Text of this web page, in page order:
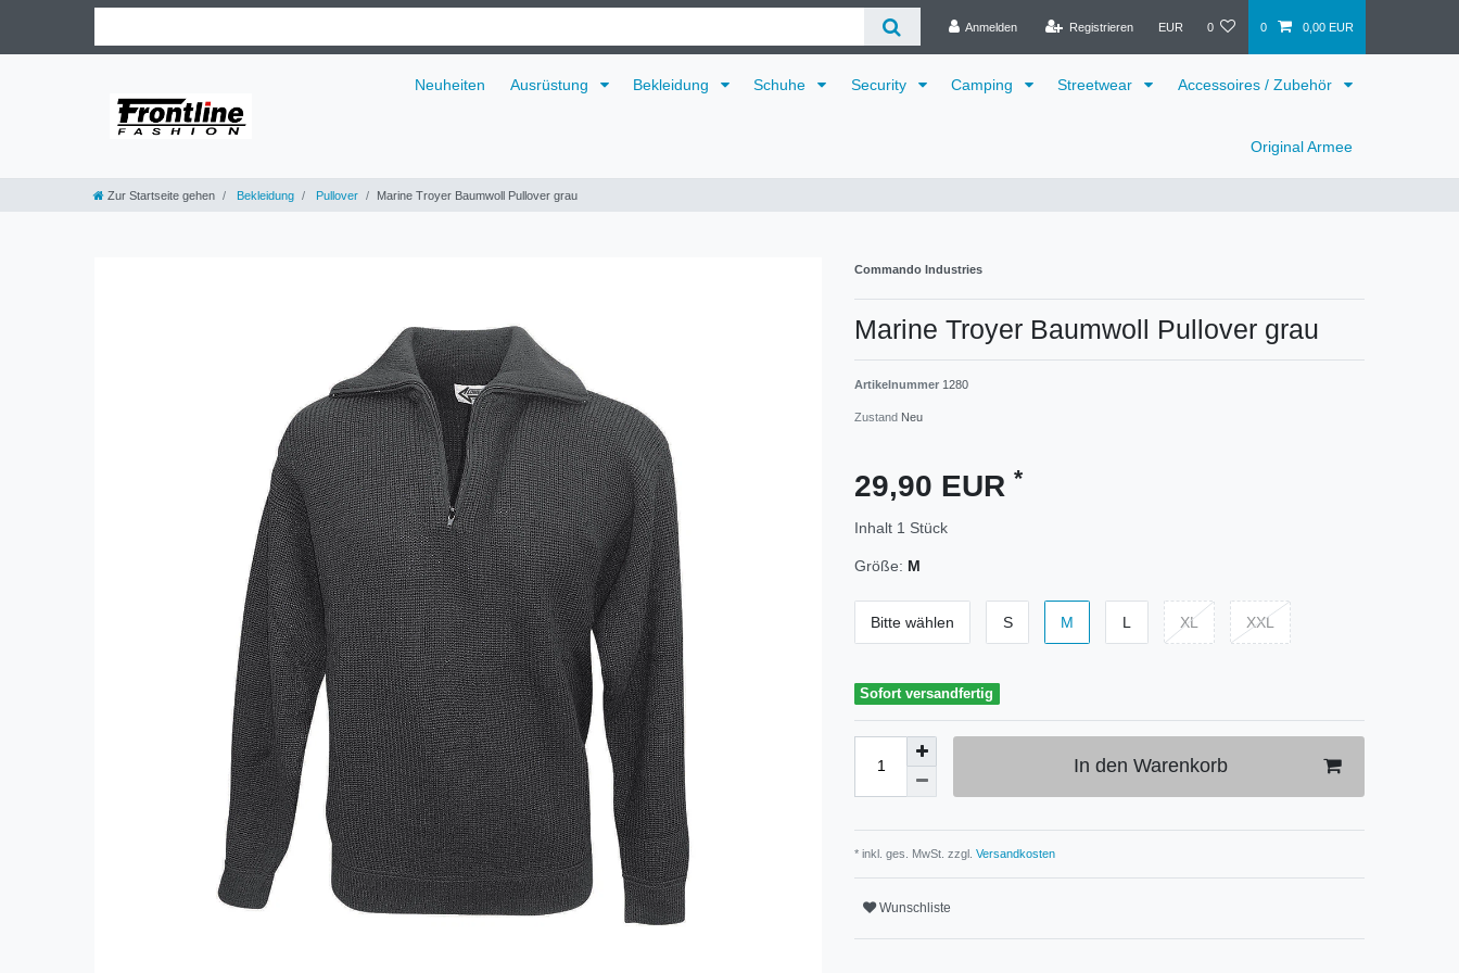
Anmelden Registrieren EUR 0 0 0,00 EUR
Neuheiten Ausrüstung Bekleidung Schuhe Security Camping Streetwear Accessoires / Zubehör
Original Armee
Zur Startseite gehen Bekleidung Pullover Marine Troyer Baumwoll Pullover grau
Commando Industries
Marine Troyer Baumwoll Pullover grau
Artikelnummer 1280
Zustand Neu
29,90 EUR *
Inhalt 1 Stück
Größe: M
Bitte wählen S M L XL XXL
Sofort versandfertig
In den Warenkorb
* inkl. ges. MwSt. zzgl. Versandkosten
Wunschliste